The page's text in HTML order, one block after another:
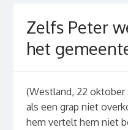
Zelfs Peter
het
(Westland, 22 oktober
als een grap niet
hem vertelt hem niet